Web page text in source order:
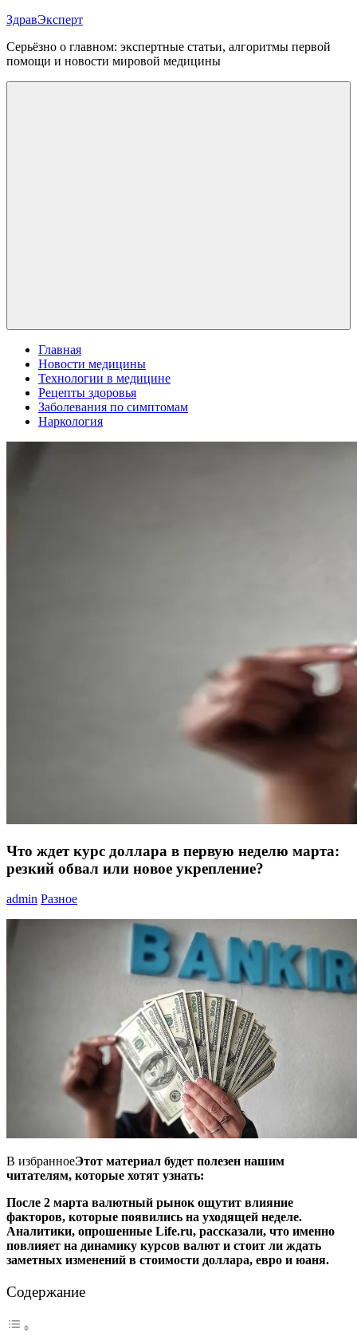
Перейти
содержимому
ЗдравЭксперт
Серьёзно о главном: экспертные статьи, алгоритмы первой
помощи и новости мировой медицины
Главная
Новости медицины
Технологии в медицине
Рецепты здоровья
Заболевания по симптомам
Наркология
Что ждет курс доллара в первую неделю марта:
резкий обвал или новое укрепление?
admin Разное
В избранноеЭтот материал будет полезен нашим
читателям, которые хотят узнать:
После 2 марта валютный рынок ощутит влияние
факторов, которые появились на уходящей неделе.
Аналитики, опрошенные Life.ru, рассказали, что именно
повлияет на динамику курсов валют и стоит ли ждать
заметных изменений в стоимости доллара, евро и юаня.
Содержание